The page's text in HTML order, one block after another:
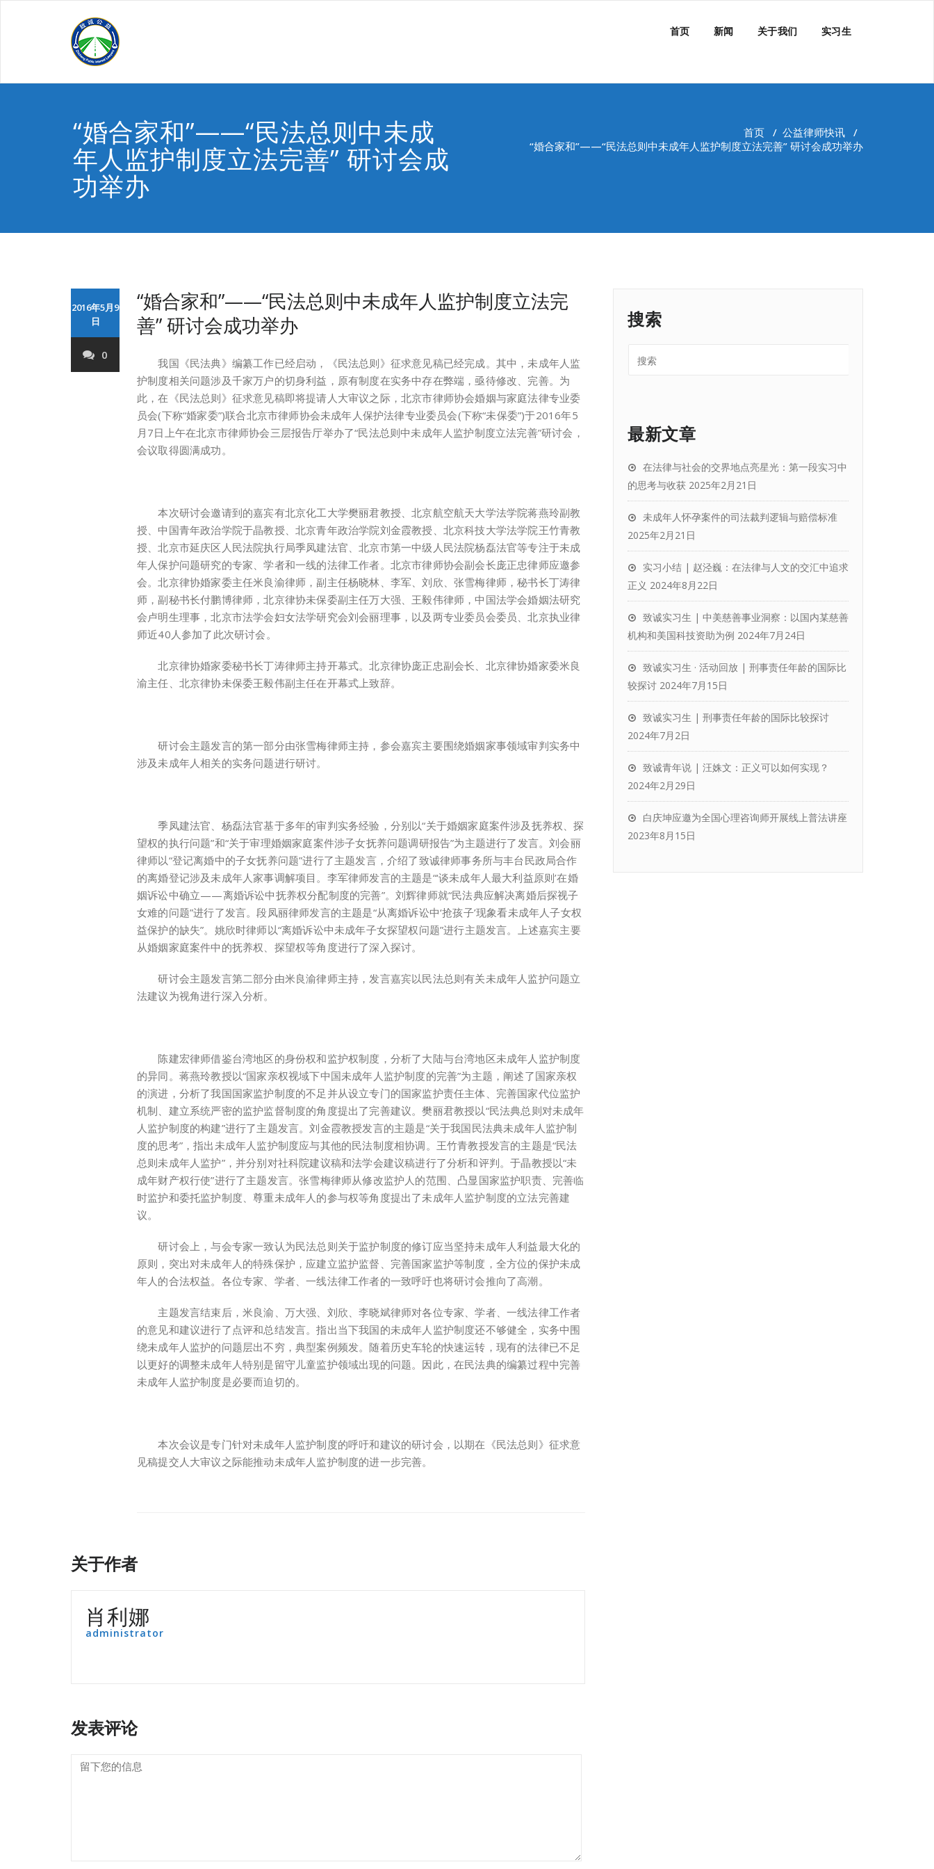
首页 新闻 关于我们 实习生
“婚合家和”——“民法总则中未成
年人监护制度立法完善” 研讨会成
功举办
首页 / 公益律师快讯 /
“婚合家和”——“民法总则中未成年人监护制度立法完善” 研讨会成功举办
2016年5月9
日
0
“婚合家和”——“民法总则中未成年人监护制度立法完
善” 研讨会成功举办
我国《民法典》编纂工作已经启动，《民法总则》征求意见稿已经完成。其中，未成年人监
护制度相关问题涉及千家万户的切身利益，原有制度在实务中存在弊端，亟待修改、完善。为
此，在《民法总则》征求意见稿即将提请人大审议之际，北京市律师协会婚姻与家庭法律专业委
员会(下称“婚家委”)联合北京市律师协会未成年人保护法律专业委员会(下称“未保委”)于2016年5
月7日上午在北京市律师协会三层报告厅举办了“民法总则中未成年人监护制度立法完善”研讨会，
会议取得圆满成功。
本次研讨会邀请到的嘉宾有北京化工大学樊丽君教授、北京航空航天大学法学院蒋燕玲副教
授、中国青年政治学院于晶教授、北京青年政治学院刘金霞教授、北京科技大学法学院王竹青教
授、北京市延庆区人民法院执行局季凤建法官、北京市第一中级人民法院杨磊法官等专注于未成
年人保护问题研究的专家、学者和一线的法律工作者。北京市律师协会副会长庞正忠律师应邀参
会。北京律协婚家委主任米良渝律师，副主任杨晓林、李军、刘欣、张雪梅律师，秘书长丁涛律
师，副秘书长付鹏博律师，北京律协未保委副主任万大强、王毅伟律师，中国法学会婚姻法研究
会卢明生理事，北京市法学会妇女法学研究会刘会丽理事，以及两专业委员会委员、北京执业律
师近40人参加了此次研讨会。
北京律协婚家委秘书长丁涛律师主持开幕式。北京律协庞正忠副会长、北京律协婚家委米良
渝主任、北京律协未保委王毅伟副主任在开幕式上致辞。
研讨会主题发言的第一部分由张雪梅律师主持，参会嘉宾主要围绕婚姻家事领域审判实务中
涉及未成年人相关的实务问题进行研讨。
季凤建法官、杨磊法官基于多年的审判实务经验，分别以“关于婚姻家庭案件涉及抚养权、探
望权的执行问题”和“关于审理婚姻家庭案件涉子女抚养问题调研报告”为主题进行了发言。刘会丽
律师以“登记离婚中的子女抚养问题”进行了主题发言，介绍了致诚律师事务所与丰台民政局合作
的离婚登记涉及未成年人家事调解项目。李军律师发言的主题是“‘谈未成年人最大利益原则’在婚
姻诉讼中确立——离婚诉讼中抚养权分配制度的完善”。刘辉律师就“民法典应解决离婚后探视子
女难的问题”进行了发言。段凤丽律师发言的主题是“从离婚诉讼中‘抢孩子’现象看未成年人子女权
益保护的缺失”。姚欣时律师以“离婚诉讼中未成年子女探望权问题”进行主题发言。上述嘉宾主要
从婚姻家庭案件中的抚养权、探望权等角度进行了深入探讨。
研讨会主题发言第二部分由米良渝律师主持，发言嘉宾以民法总则有关未成年人监护问题立
法建议为视角进行深入分析。
陈建宏律师借鉴台湾地区的身份权和监护权制度，分析了大陆与台湾地区未成年人监护制度
的异同。蒋燕玲教授以“国家亲权视域下中国未成年人监护制度的完善”为主题，阐述了国家亲权
的演进，分析了我国国家监护制度的不足并从设立专门的国家监护责任主体、完善国家代位监护
机制、建立系统严密的监护监督制度的角度提出了完善建议。樊丽君教授以“民法典总则对未成年
人监护制度的构建”进行了主题发言。刘金霞教授发言的主题是“关于我国民法典未成年人监护制
度的思考”，指出未成年人监护制度应与其他的民法制度相协调。王竹青教授发言的主题是“民法
总则未成年人监护”，并分别对社科院建议稿和法学会建议稿进行了分析和评判。于晶教授以“未
成年财产权行使”进行了主题发言。张雪梅律师从修改监护人的范围、凸显国家监护职责、完善临
时监护和委托监护制度、尊重未成年人的参与权等角度提出了未成年人监护制度的立法完善建
议。
研讨会上，与会专家一致认为民法总则关于监护制度的修订应当坚持未成年人利益最大化的
原则，突出对未成年人的特殊保护，应建立监护监督、完善国家监护等制度，全方位的保护未成
年人的合法权益。各位专家、学者、一线法律工作者的一致呼吁也将研讨会推向了高潮。
主题发言结束后，米良渝、万大强、刘欣、李晓斌律师对各位专家、学者、一线法律工作者
的意见和建议进行了点评和总结发言。指出当下我国的未成年人监护制度还不够健全，实务中围
绕未成年人监护的问题层出不穷，典型案例频发。随着历史车轮的快速运转，现有的法律已不足
以更好的调整未成年人特别是留守儿童监护领域出现的问题。因此，在民法典的编纂过程中完善
未成年人监护制度是必要而迫切的。
本次会议是专门针对未成年人监护制度的呼吁和建议的研讨会，以期在《民法总则》征求意
见稿提交人大审议之际能推动未成年人监护制度的进一步完善。
关于作者
肖利娜
administrator
发表评论
搜索
最新文章
在法律与社会的交界地点亮星光：第一段实习中
的思考与收获 2025年2月21日
未成年人怀孕案件的司法裁判逻辑与赔偿标准
2025年2月21日
实习小结 | 赵泾巍：在法律与人文的交汇中追求
正义 2024年8月22日
致诚实习生 | 中美慈善事业洞察：以国内某慈善
机构和美国科技资助为例 2024年7月24日
致诚实习生 · 活动回放 | 刑事责任年龄的国际比
较探讨 2024年7月15日
致诚实习生 | 刑事责任年龄的国际比较探讨
2024年7月2日
致诚青年说 | 汪姝文：正义可以如何实现？
2024年2月29日
白庆坤应邀为全国心理咨询师开展线上普法讲座
2023年8月15日